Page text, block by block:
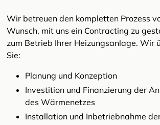
Wir betreuen den kompletten Prozess
Wunsch, mit uns ein Contracting zu
zum Betrieb Ihrer Heizungsanlage. Wir
Sie:
Planung und Konzeption
Investition und Finanzierung der
des Wärmenetzes
Installation und Inbetriebnahme